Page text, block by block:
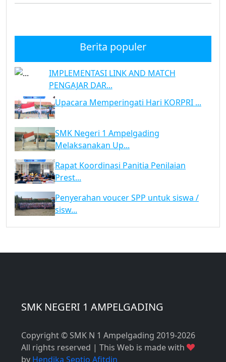
Berita populer
IMPLEMENTASI LINK AND MATCH
PENGAJAR DAR...
Upacara Memperingati Hari KORPRI ...
SMK Negeri 1 Ampelgading
Melaksanakan Up...
Rapat Koordinasi Panitia Penilaian
Prest...
Penyerahan voucer SPP untuk siswa /
sisw...
SMK NEGERI 1 AMPELGADING
Copyright © SMK N 1 Ampelgading 2019-2026
All rights reserved | This Web is made with
by Hendika Septio Afitdin